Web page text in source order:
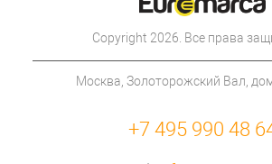
Copyright 2026. Все права
Москва, Золоторожский Вал,
+7 495 990 48